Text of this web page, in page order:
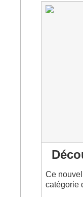
Ce
catégorie